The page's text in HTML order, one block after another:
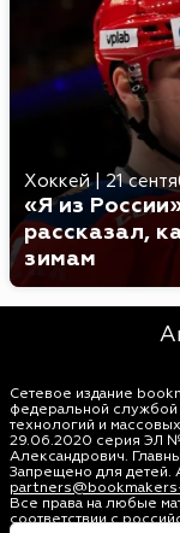
Хоккей|21
«Я из
рассказал,
зимам
Сетевое издание
федеральной службой
технологий и
29.06.2020 серия ЭЛ
Александрович.
Запрещено для детей.
Все права на любые
соответствии с